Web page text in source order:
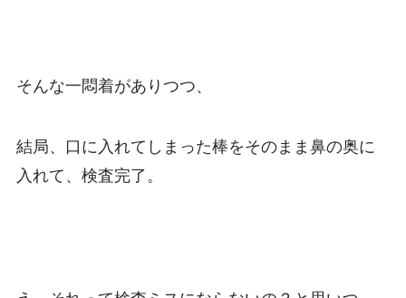
そんな一悶着がありつつ、
結局、口に入れてしまった棒をそのまま鼻の奥に
入れて、検査完了。